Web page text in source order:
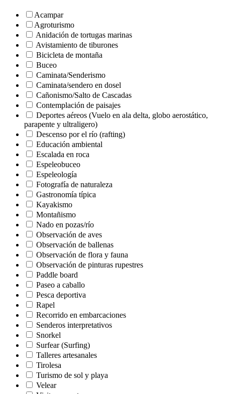
Acampar
Agroturismo
Anidación de tortugas marinas
Avistamiento de tiburones
Bicicleta de montaña
Buceo
Caminata/Senderismo
Caminata/sendero en dosel
Cañonismo/Salto de Cascadas
Contemplación de paisajes
Deportes aéreos (Vuelo en ala delta, globo aerostático,
parapente y ultraligero)
Descenso por el río (rafting)
Educación ambiental
Escalada en roca
Espeleobuceo
Espeleología
Fotografía de naturaleza
Gastronomía típica
Kayakismo
Montañismo
Nado en pozas/río
Observación de aves
Observación de ballenas
Observación de flora y fauna
Observación de pinturas rupestres
Paddle board
Paseo a caballo
Pesca deportiva
Rapel
Recorrido en embarcaciones
Senderos interpretativos
Snorkel
Surfear (Surfing)
Talleres artesanales
Tirolesa
Turismo de sol y playa
Velear